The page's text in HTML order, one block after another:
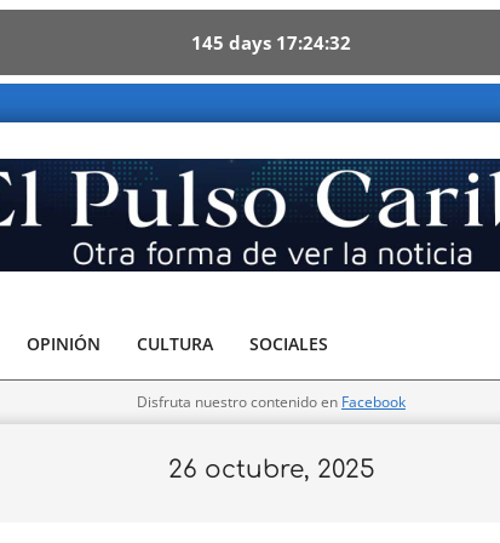
145 days 17 24 31
OPINIÓN CULTURA SOCIALES
Disfruta nuestro contenido en Facebook
26 octubre, 2025